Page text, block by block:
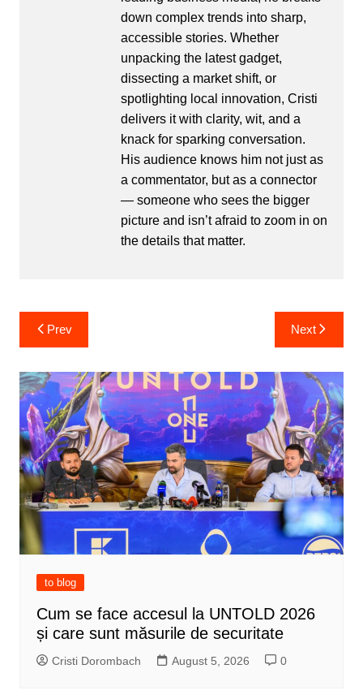
down complex trends into sharp,
accessible stories. Whether
unpacking the latest gadget,
dissecting a market shift, or
spotlighting local innovation, Cristi
delivers it with clarity, wit, and a
knack for sparking conversation.
His audience knows him not just as
a commentator, but as a connector
— someone who sees the bigger
picture and isn’t afraid to zoom in on
the details that matter.
Post
navigation
Prev Next
to blog
Cum se face accesul la UNTOLD 2026
și care sunt măsurile de securitate
Cristi Dorombach August 5, 2026 0